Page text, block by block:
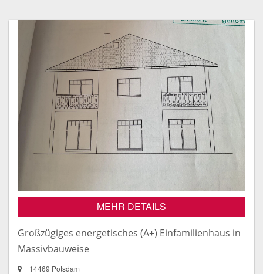
MEHR DETAILS
Großzügiges energetisches (A+) Einfamilienhaus in
Massivbauweise
14469 Potsdam